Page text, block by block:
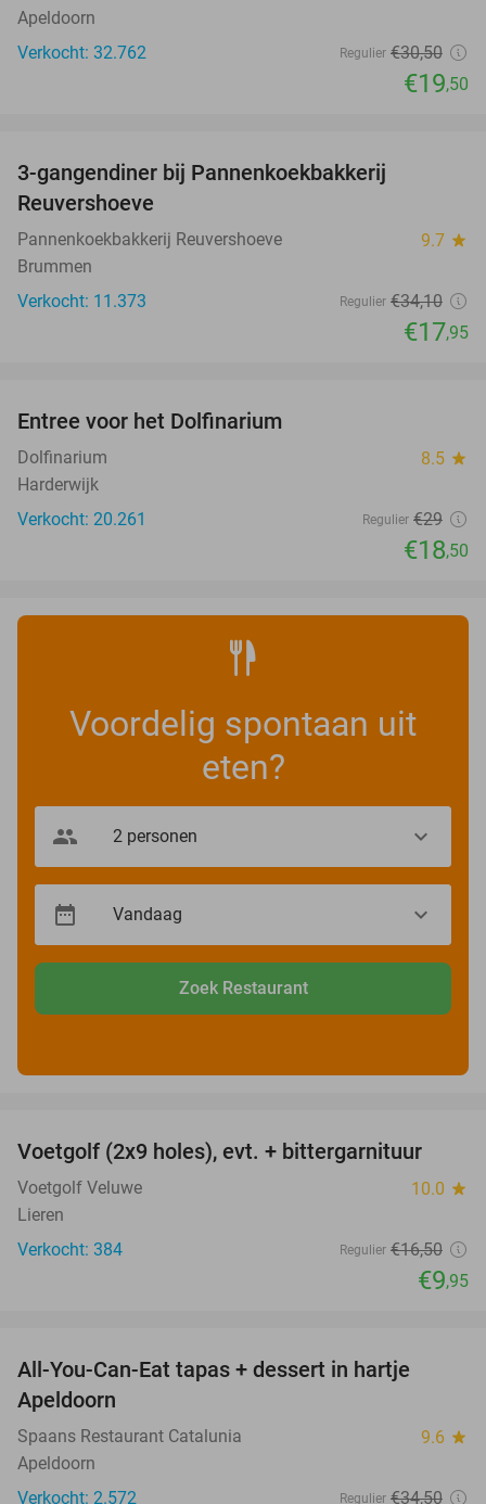
Apeldoorn
Verkocht: 32.762
Regulier €30,50
€19,50
3-gangendiner bij Pannenkoekbakkerij
Reuvershoeve
Pannenkoekbakkerij Reuvershoeve 9.7 star
Brummen
Verkocht: 11.373
Regulier €34,10
€17,95
Entree voor het Dolfinarium
Dolfinarium 8.5 star
Harderwijk
Verkocht: 20.261
Regulier €29
€18,50
Voordelig spontaan uit
eten?
Zoek Restaurant
40%
Voetgolf (2x9 holes), evt. + bittergarnituur
Voetgolf Veluwe 10.0 star
Lieren
Verkocht: 384
Regulier €16,50
€9,95
All-You-Can-Eat tapas + dessert in hartje
Apeldoorn
Spaans Restaurant Catalunia 9.6 star
Apeldoorn
Verkocht: 2.572
Regulier €34,50